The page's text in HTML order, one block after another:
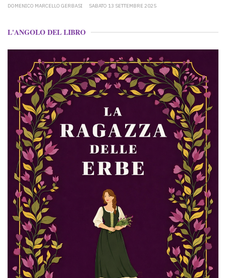
DOMENICO MARCELLO GERBASI SABATO 13 SETTEMBRE 2025
L'ANGOLO DEL LIBRO